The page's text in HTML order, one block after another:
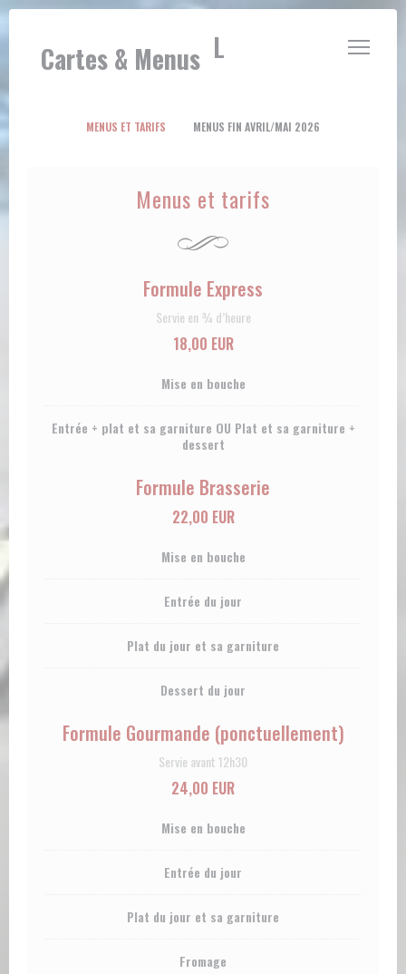
Personnalisation de vos choix en matière de cookies
LE JARDIN DE PAUL
Cartes & Menus
Menus et tarifs
Formule Express
Servie en ¾ d’heure
18,00 EUR
Mise en bouche
Entrée + plat et sa garniture OU Plat et sa garniture +
dessert
Formule Brasserie
22,00 EUR
Mise en bouche
Entrée du jour
Plat du jour et sa garniture
Dessert du jour
Formule Gourmande (ponctuellement)
Servie avant 12h30
24,00 EUR
Mise en bouche
Entrée du jour
Plat du jour et sa garniture
Fromage
MENUS ET TARIFS MENUS FIN AVRIL/MAI 2026